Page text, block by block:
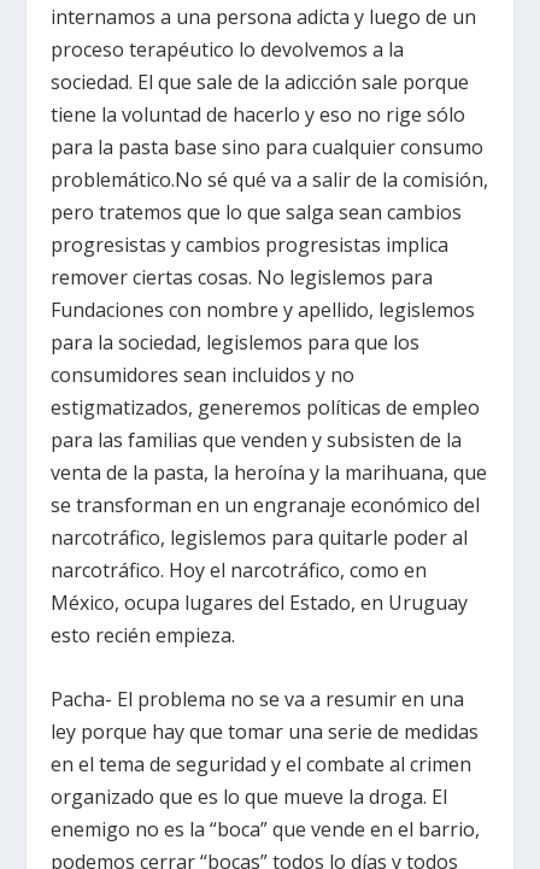
internamos a una persona adicta y luego de un
proceso terapéutico lo devolvemos a la
sociedad. El que sale de la adicción sale porque
tiene la voluntad de hacerlo y eso no rige sólo
para la pasta base sino para cualquier consumo
problemático.No sé qué va a salir de la comisión,
pero tratemos que lo que salga sean cambios
progresistas y cambios progresistas implica
remover ciertas cosas. No legislemos para
Fundaciones con nombre y apellido, legislemos
para la sociedad, legislemos para que los
consumidores sean incluidos y no
estigmatizados, generemos políticas de empleo
para las familias que venden y subsisten de la
venta de la pasta, la heroína y la marihuana, que
se transforman en un engranaje económico del
narcotráfico, legislemos para quitarle poder al
narcotráfico. Hoy el narcotráfico, como en
México, ocupa lugares del Estado, en Uruguay
esto recién empieza.
Pacha- El problema no se va a resumir en una
ley porque hay que tomar una serie de medidas
en el tema de seguridad y el combate al crimen
organizado que es lo que mueve la droga. El
enemigo no es la “boca” que vende en el barrio,
podemos cerrar “bocas” todos lo días y todos